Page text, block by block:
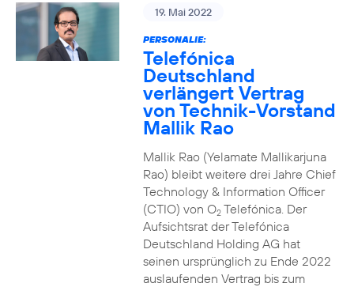
19. Mai 2022
PERSONALIE:
Telefónica
Deutschland
verlängert Vertrag
von Technik-Vorstand
Mallik Rao
Mallik Rao (Yelamate Mallikarjuna
Rao) bleibt weitere drei Jahre Chief
Technology & Information Officer
(CTIO) von O2Telefónica. Der
Aufsichtsrat der Telefónica
Deutschland Holding AG hat
seinen ursprünglich zu Ende 2022
auslaufenden Vertrag bis zum